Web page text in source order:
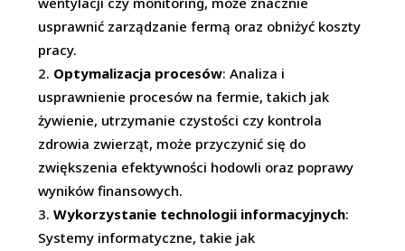
usprawnić zarządzanie fermą oraz obniżyć koszty
pracy.
Optymalizacja procesów: Analiza i
usprawnienie procesów na fermie, takich jak
żywienie, utrzymanie czystości czy kontrola
zdrowia zwierząt, może przyczynić się do
zwiększenia efektywności hodowli oraz poprawy
wyników finansowych.
Wykorzystanie technologii informacyjnych:
Systemy informatyczne, takie jak